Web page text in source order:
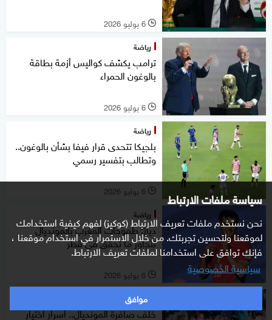
سياسة ملفات الارتباط
نحن نستخدم ملفات تعريف الارتباط (كوكيز) لفهم كيفية استخدامك
لموقعنا ولتحسين تجربتك. من خلال الاستمرار في استخدام موقعنا ،
فإنك توافق على استخدامنا لملفات تعريف الارتباط.
سياسية الخصوصية
موافق
l 6 يوليو 2026
رياضة
ترامب يكشف كواليس أزمة بطاقة
بالوغون الحمراء
l 6 يوليو 2026
رياضة
بلجيكا تتحدى قرار فيفا بشأن بالوغون..
وتطالب بتفسير رسمي
l 6 يوليو 2026
رياضة
دياز: طموحات المغرب بالمونديال
تتجاوز ما تحقق في قطر
l 6 يوليو 2026
رياضة
خلف صافرة المونديال.. أسرار اختيار